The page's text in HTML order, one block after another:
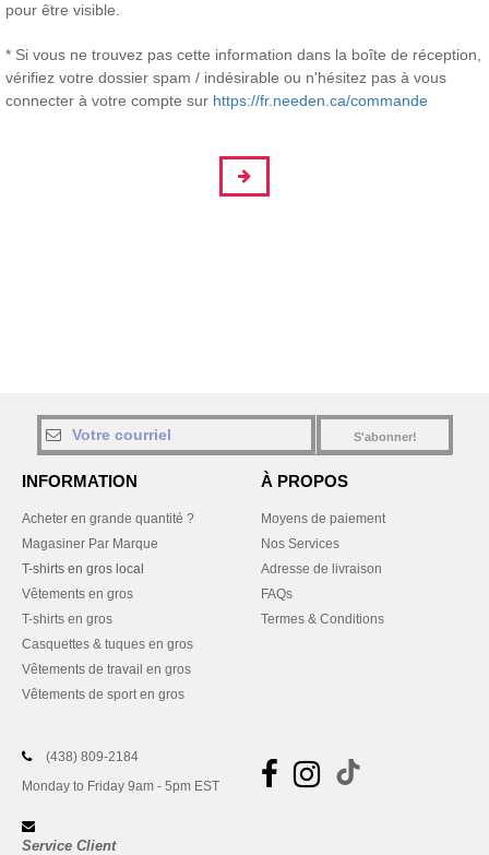
pour être visible.
* Si vous ne trouvez pas cette information dans la boîte de réception,
vérifiez votre dossier spam / indésirable ou n'hésitez pas à vous
connecter à votre compte sur https://fr.needen.ca/commande
S'abonner!
INFORMATION
Acheter en grande quantité ?
Magasiner Par Marque
T-shirts en gros local
Vêtements en gros
T-shirts en gros
Casquettes & tuques en gros
Vêtements de travail en gros
Vêtements de sport en gros
À PROPOS
Moyens de paiement
Nos Services
Adresse de livraison
FAQs
Termes & Conditions
(438) 809-2184
Monday to Friday 9am - 5pm EST
Service Client